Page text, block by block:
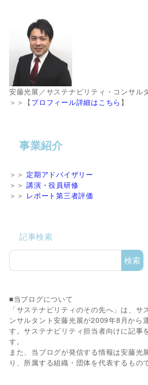
安藤光展／サステナビリティ・コンサル
＞＞【 プロフィール詳細はこちら 】
事業紹介
＞＞ 定期アドバイザリー
＞＞講演・役員研修
＞＞ レポート第三者評価
記事検索
検索
■当ブログについて
「サステナビリティのその先へ」は、サ
ンサルタント安藤光展が2009年8月から
す。サステナビリティ担当者向けに記事
す。
また、当ブログが発信する情報は安藤光
り、所属する組織・団体を代表するもの